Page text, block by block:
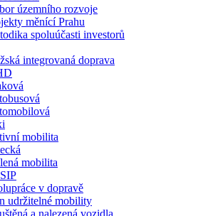
územního rozvoje
měnící Prahu
spoluúčasti investorů
integrovaná doprava
mobilita
mobilita
v dopravě
udržitelné mobility
a nalezená vozidla